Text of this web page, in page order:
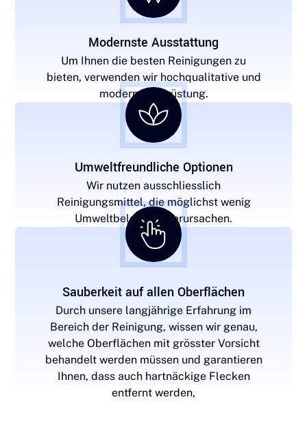
Modernste Ausstattung
Um Ihnen die besten Reinigungen zu
bieten, verwenden wir hochqualitative und
moderne Ausrüstung.
Umweltfreundliche Optionen
Wir nutzen ausschliesslich
Reinigungsmittel, die möglichst wenig
Umweltbelastung verursachen.
Sauberkeit auf allen Oberflächen
Durch unsere langjährige Erfahrung im
Bereich der Reinigung, wissen wir genau,
welche Oberflächen mit grösster Vorsicht
behandelt werden müssen und garantieren
Ihnen, dass auch hartnäckige Flecken
entfernt werden,